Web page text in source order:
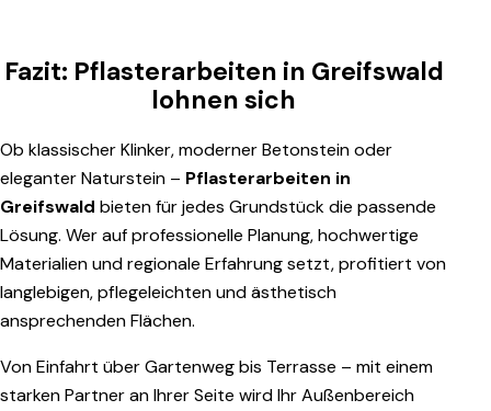
Fazit: Pflasterarbeiten in Greifswald
lohnen sich
Ob klassischer Klinker, moderner Betonstein oder
eleganter Naturstein – Pflasterarbeiten in
Greifswald bieten für jedes Grundstück die passende
Lösung. Wer auf professionelle Planung, hochwertige
Materialien und regionale Erfahrung setzt, profitiert von
langlebigen, pflegeleichten und ästhetisch
ansprechenden Flächen.
Von Einfahrt über Gartenweg bis Terrasse – mit einem
starken Partner an Ihrer Seite wird Ihr Außenbereich